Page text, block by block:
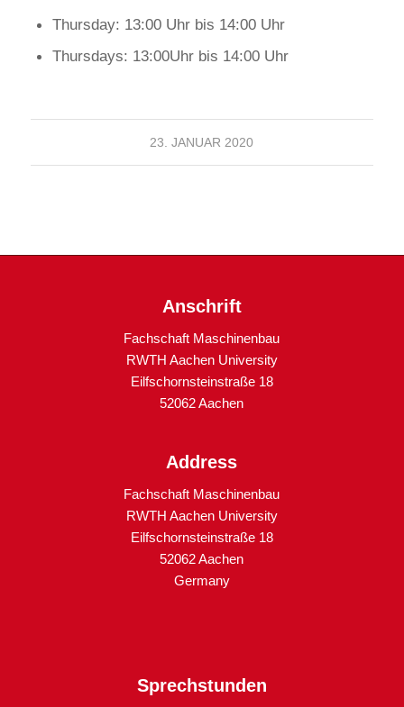
Thursday: 13:00 Uhr bis 14:00 Uhr
Thursdays: 13:00Uhr bis 14:00 Uhr
23. JANUAR 2020
Anschrift
Fachschaft Maschinenbau
RWTH Aachen University
Eilfschornsteinstraße 18
52062 Aachen
Address
Fachschaft Maschinenbau
RWTH Aachen University
Eilfschornsteinstraße 18
52062 Aachen
Germany
Sprechstunden